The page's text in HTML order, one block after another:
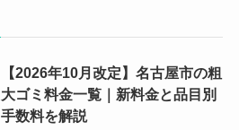
【2026年10月改定】名古屋市の粗
大ゴミ料金一覧｜新料金と品目別
手数料を解説